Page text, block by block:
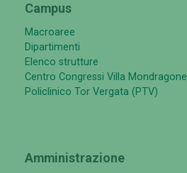
Campus
Macroaree
Dipartimenti
Elenco strutture
Centro Congressi Villa Mondragone
Policlinico Tor Vergata (PTV)
Amministrazione